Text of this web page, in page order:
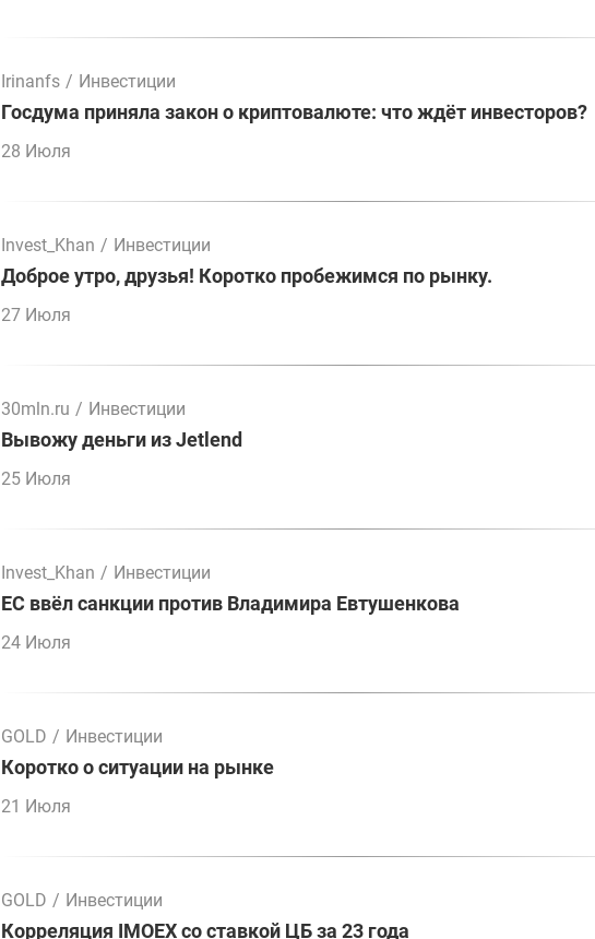
Irinanfs / Инвестиции
Госдума приняла закон о криптовалюте: что ждёт инвесторов?
28 Июля
Invest_Khan / Инвестиции
Доброе утро, друзья! Коротко пробежимся по рынку.
27 Июля
30mln.ru / Инвестиции
Вывожу деньги из Jetlend
25 Июля
Invest_Khan / Инвестиции
ЕС ввёл санкции против Владимира Евтушенкова
24 Июля
GOLD / Инвестиции
Коротко о ситуации на рынке
21 Июля
GOLD / Инвестиции
Корреляция IMOEX со ставкой ЦБ за 23 года